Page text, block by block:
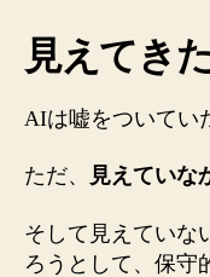
見えてき
AIは嘘をついてい
ただ、 見えていな
そして見えていな
ろうとして、保守